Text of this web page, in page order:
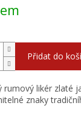
Přidat do
rumový likér zlaté
znaky